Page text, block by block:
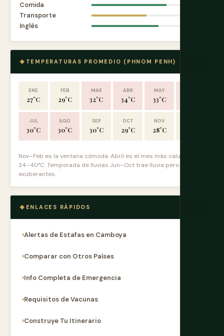
Comida
Transporte
Inglés
TEMPERATURAS PROMEDIO (PHNOM PENH)
ENE
27°C
FEB
29°C
MAR
32°C
ABR
34°C
MAY
33°C
JUL
30°C
AGO
30°C
SEP
30°C
OCT
29°C
NOV
28°C
Nov–Feb es la ventana cómoda. Abril es el mes más caluroso a
34–40°C. Temporada de lluvias Jun–Oct trae lluvia pero paisajes
exuberantes.
ENLACES RÁPIDOS
Alertas de Estafas en Camboya
Comparar con Otros Países
Info Completa de Emergencia
Requisitos de Vacunas
Construye Tu Itinerario